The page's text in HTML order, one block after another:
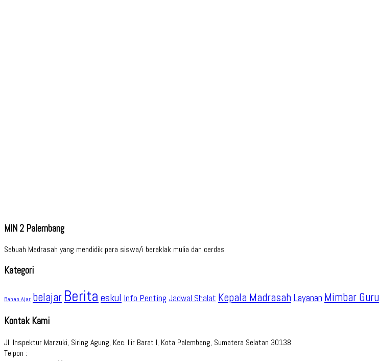
MIN 2 Palembang
Sebuah Madrasah yang mendidik para siswa/i beraklak mulia dan cerdas
Kategori
Bahan Ajar belajar Berita eskul Info Penting Jadwal Shalat Kepala Madrasah Layanan Mimbar Guru
Kontak Kami
Jl. Inspektur Marzuki, Siring Agung, Kec. Ilir Barat I, Kota Palembang, Sumatera Selatan 30138
Telpon :